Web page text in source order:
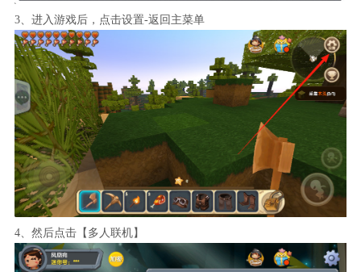
3、进入游戏后，点击设置-返回主菜单
4、然后点击【多人联机】